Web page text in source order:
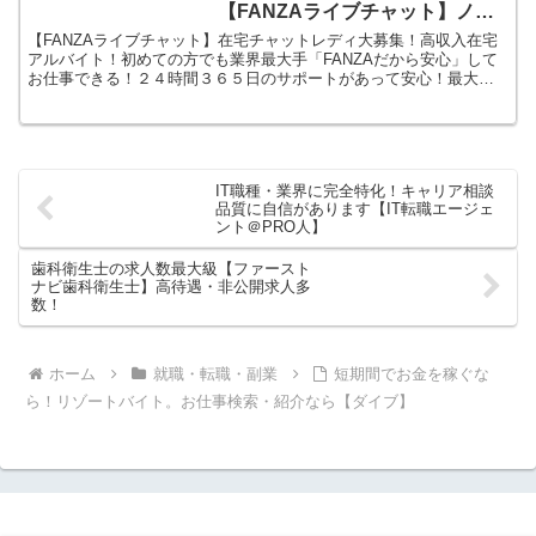
【FANZAライブチャット】ノル
マ一切無し！
【FANZAライブチャット】在宅チャットレディ大募集！高収入在宅
アルバイト！初めての方でも業界最大手「FANZAだから安心」して
お仕事できる！２４時間３６５日のサポートがあって安心！最大時
IT職種・業界に完全特化！キャリア相談
品質に自信があります【IT転職エージェ
ント＠PRO人】
歯科衛生士の求人数最大級【ファースト
ナビ歯科衛生士】高待遇・非公開求人多
数！
ホーム 就職・転職・副業
短期間でお金を稼ぐな
ら！リゾートバイト。お仕事検索・紹介なら【ダイブ】